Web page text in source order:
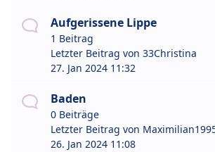
Aufgerissene Lippe
1 Beitrag
Letzter Beitrag von 33Christina
27. Jan 2024 11:32
Baden
0 Beiträge
Letzter Beitrag von
26. Jan 2024 11:08